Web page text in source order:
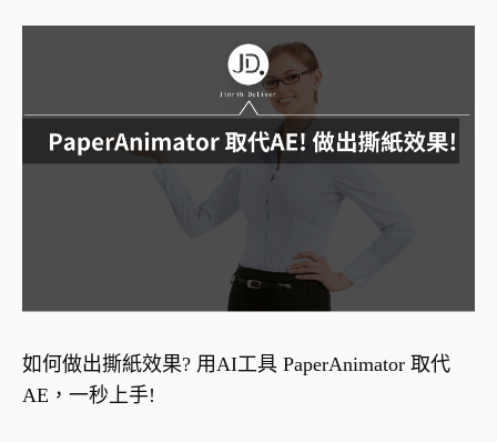
如何做出撕紙效果? 用AI工具 PaperAnimator 取代
AE，一秒上手!